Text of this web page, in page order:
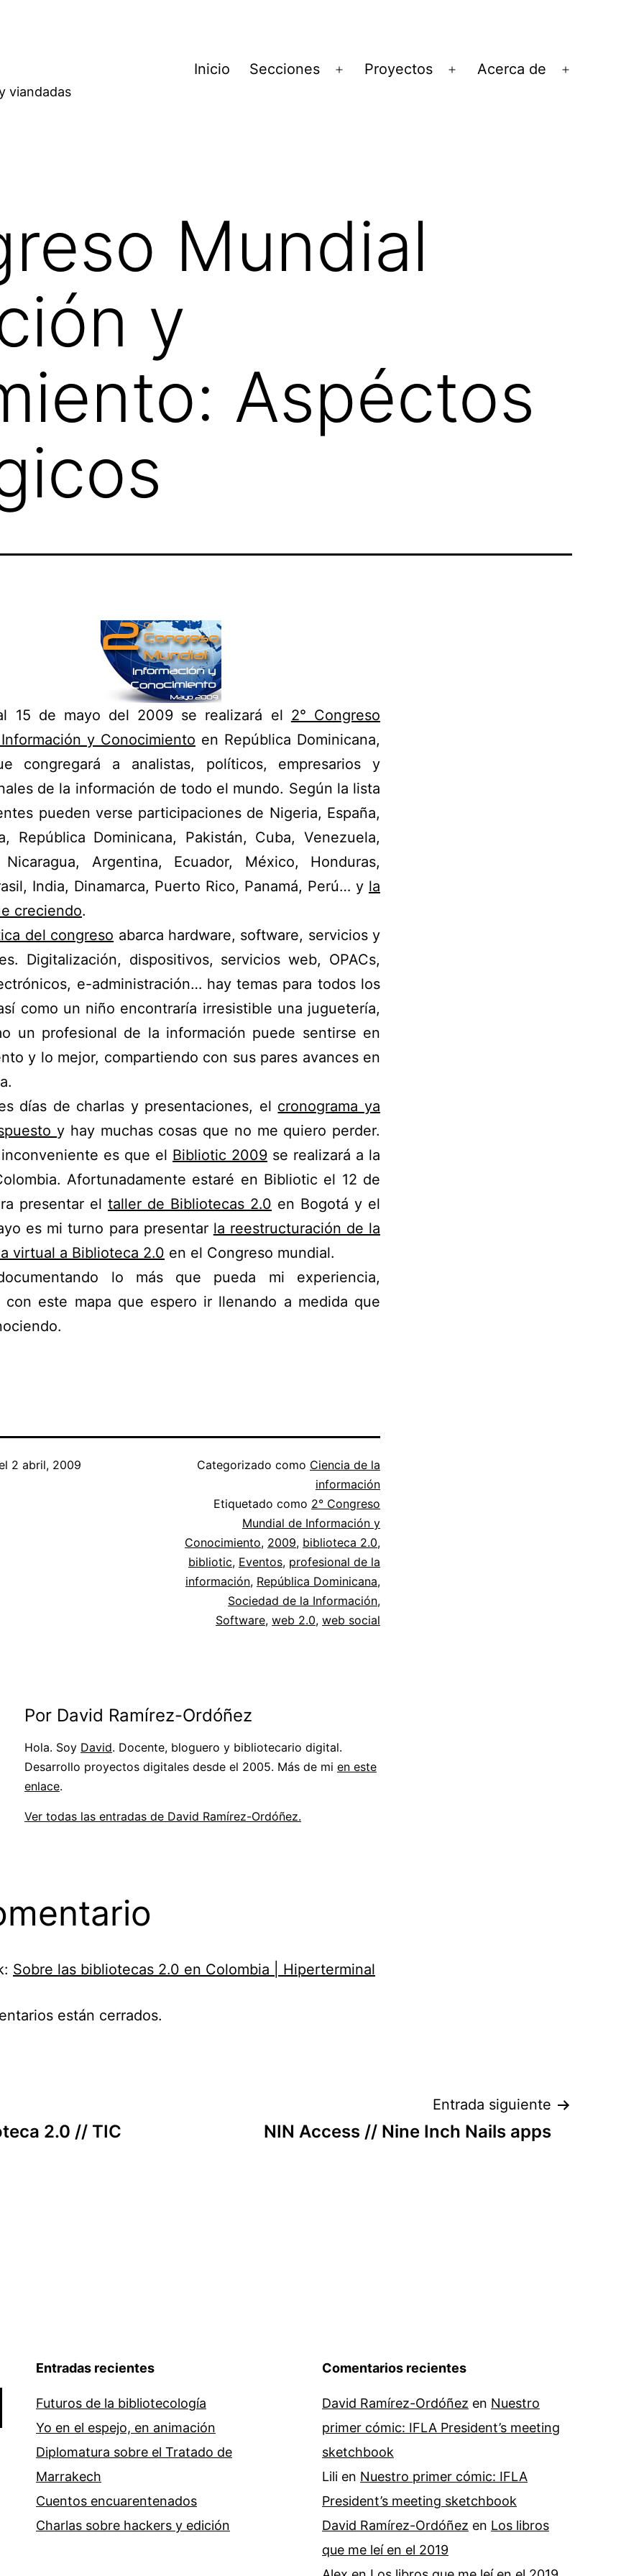
viandadas
Inicio Secciones
Abrir
Proyectos
Abrir
Acerca de
Mundial
y
Aspéctos
15 de mayo del 2009 se realizará el 2° Congreso
y Conocimiento en República Dominicana,
congregará a analistas, políticos, empresarios y
de la información de todo el mundo. Según la lista
pueden verse participaciones de Nigeria, España,
República Dominicana, Pakistán, Cuba, Venezuela,
Nicaragua, Argentina, Ecuador, México, Honduras,
India, Dinamarca, Puerto Rico, Panamá, Perú… y la
creciendo.
del congreso abarca hardware, software, servicios y
Digitalización, dispositivos, servicios web, OPACs,
e-administración… hay temas para todos los
como un niño encontraría irresistible una juguetería,
un profesional de la información puede sentirse en
y lo mejor, compartiendo con sus pares avances en
días de charlas y presentaciones, el cronograma ya
y hay muchas cosas que no me quiero perder.
es que el Bibliotic 2009 se realizará a la
Afortunadamente estaré en Bibliotic el 12 de
presentar el taller de Bibliotecas 2.0 en Bogotá y el
es mi turno para presentar la reestructuración de la
virtual a Biblioteca 2.0 en el Congreso mundial.
lo más que pueda mi experiencia,
con este mapa que espero ir llenando a medida que
2 abril, 2009 Categorizado como Ciencia de la
información
Etiquetado como 2° Congreso
Mundial de Información y
Conocimiento, 2009, biblioteca 2.0,
bibliotic, Eventos, profesional de la
información, República Dominicana,
Sociedad de la Información,
Software, web 2.0, web social
Por David Ramírez-Ordóñez
Hola. Soy David. Docente, bloguero y bibliotecario digital.
Desarrollo proyectos digitales desde el 2005. Más de mi en este
enlace.
Ver todas las entradas de David Ramírez-Ordóñez.
Sobre las bibliotecas 2.0 en Colombia | Hiperterminal
están cerrados.
2.0 // TIC
Entrada siguiente
NIN Access // Nine Inch Nails apps
Entradas recientes
Futuros de la bibliotecología
Yo en el espejo, en animación
Diplomatura sobre el Tratado de
Marrakech
Cuentos encuarentenados
Charlas sobre hackers y edición
Comentarios recientes
David Ramírez-Ordóñez en Nuestro
primer cómic: IFLA President’s meeting
sketchbook
Lili en Nuestro primer cómic: IFLA
President’s meeting sketchbook
David Ramírez-Ordóñez en Los libros
que me leí en el 2019